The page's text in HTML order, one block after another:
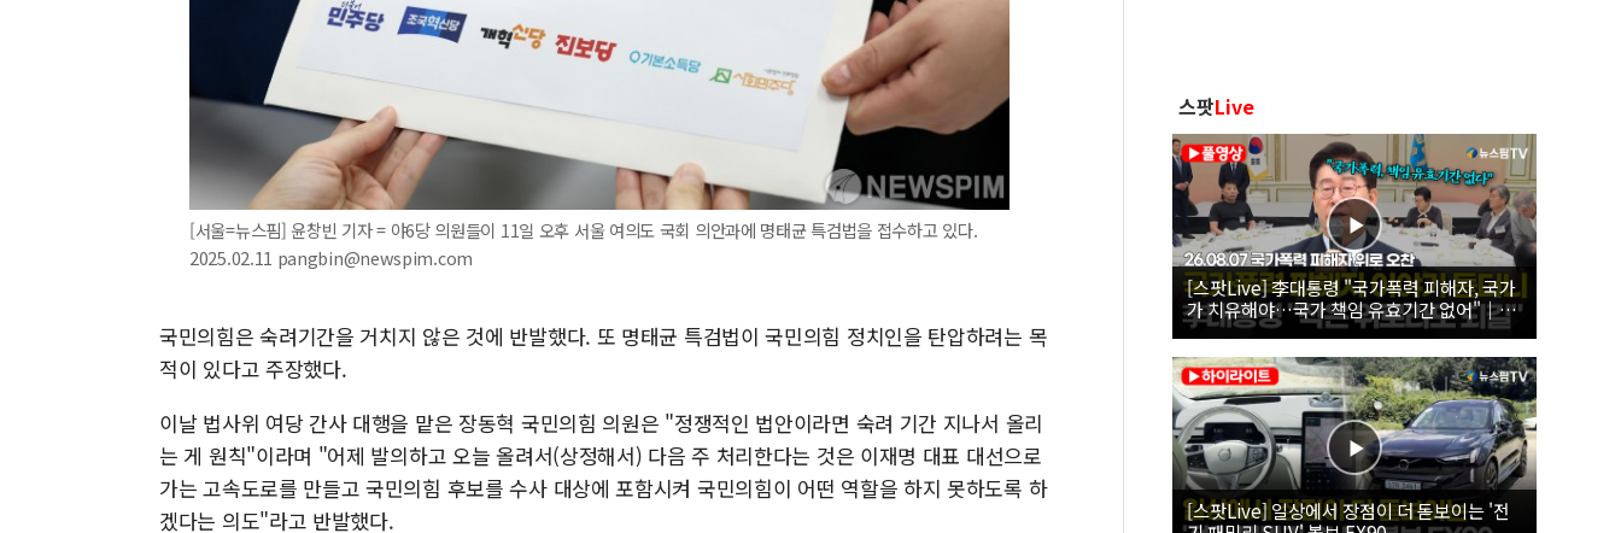
[서울=뉴스핌] 윤창빈 기자 = 야6당 의원들이 11일 오후 서울 여의도 국회 의안과에 명태균 특검법을 접수하고 있다.
2025.02.11 pangbin@newspim.com
국민의힘은 숙려기간을 거치지 않은 것에 반발했다. 또 명태균 특검법이 국민의힘 정치인을 탄압하려는 목
적이 있다고 주장했다.
이날 법사위 여당 간사 대행을 맡은 장동혁 국민의힘 의원은 "정쟁적인 법안이라면 숙려 기간 지나서 올리
는 게 원칙"이라며 "어제 발의하고 오늘 올려서(상정해서) 다음 주 처리한다는 것은 이재명 대표 대선으로
가는 고속도로를 만들고 국민의힘 후보를 수사 대상에 포함시켜 국민의힘이 어떤 역할을 하지 못하도록 하
겠다는 의도"라고 반발했다.
스팟Live
[스팟Live] 李대통령 "국가폭력 피해자, 국가
가 치유해야…국가 책임 유효기간 없어"｜
26.08.07 국가폭력 피해자 위로 오찬
[스팟Live] 일상에서 장점이 더 돋보이는 '전